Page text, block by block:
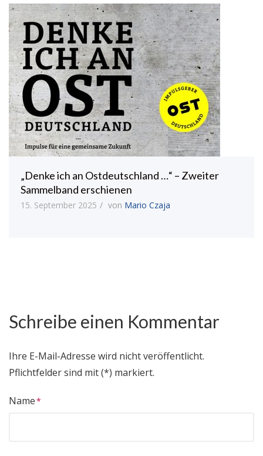
„Denke ich an Ostdeutschland …“ – Zweiter
Sammelband erschienen
15. September 2025 von Mario Czaja
Schreibe einen Kommentar
Ihre E-Mail-Adresse wird nicht veröffentlicht.
Pflichtfelder sind mit (*) markiert.
Name